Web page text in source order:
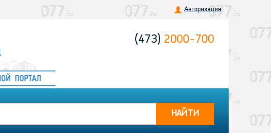
Авторизация
(473) 2000-700
НАЙТИ